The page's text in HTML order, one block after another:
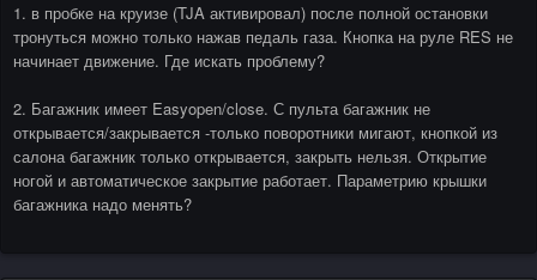
1. в пробке на круизе (TJA активировал) после полной остановки
тронуться можно только нажав педаль газа. Кнопка на руле RES не
начинает движение. Где искать проблему?
2. Багажник имеет Easyopen/close. С пульта багажник не
открывается/закрывается -только поворотники мигают, кнопкой из
салона багажник только открывается, закрыть нельзя. Открытие
ногой и автоматическое закрытие работает. Параметрию крышки
багажника надо менять?